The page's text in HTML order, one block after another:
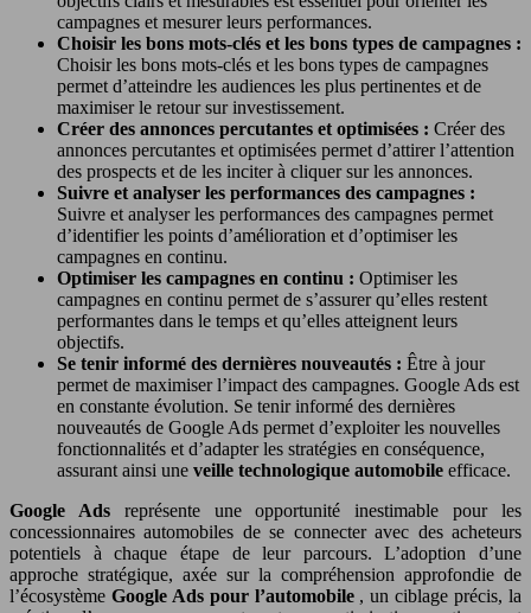
campagnes et mesurer leurs performances.
Choisir les bons mots-clés et les bons types de campagnes :
Choisir les bons mots-clés et les bons types de campagnes
permet d’atteindre les audiences les plus pertinentes et de
maximiser le retour sur investissement.
Créer des annonces percutantes et optimisées : Créer des
annonces percutantes et optimisées permet d’attirer l’attention
des prospects et de les inciter à cliquer sur les annonces.
Suivre et analyser les performances des campagnes :
Suivre et analyser les performances des campagnes permet
d’identifier les points d’amélioration et d’optimiser les
campagnes en continu.
Optimiser les campagnes en continu : Optimiser les
campagnes en continu permet de s’assurer qu’elles restent
performantes dans le temps et qu’elles atteignent leurs
objectifs.
Se tenir informé des dernières nouveautés : Être à jour
permet de maximiser l’impact des campagnes. Google Ads est
en constante évolution. Se tenir informé des dernières
nouveautés de Google Ads permet d’exploiter les nouvelles
fonctionnalités et d’adapter les stratégies en conséquence,
assurant ainsi une veille technologique automobile efficace.
Google Ads représente une opportunité inestimable pour les
concessionnaires automobiles de se connecter avec des acheteurs
potentiels à chaque étape de leur parcours. L’adoption d’une
approche stratégique, axée sur la compréhension approfondie de
l’écosystème Google Ads pour l’automobile , un ciblage précis, la